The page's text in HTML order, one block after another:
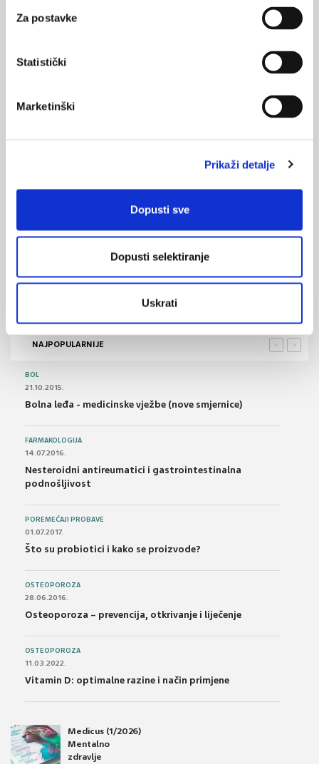
Za postavke
Statistički
Marketinški
Prikaži detalje
Dopusti sve
Dopusti selektiranje
Uskrati
VEZANI SADRŽAJ
Prelazak virusa sa životinje na čovjeka izazvao je
Uzgoj krzna mogao bi izazvati sljedeću pandemiju
NAJPOPULARNIJE >
<
BOL
21.10.2015.
Bolna leđa - medicinske vježbe (nove smjernice)
FARMAKOLOGIJA
14.07.2016.
Nesteroidni antireumatici i gastrointestinalna
podnošljivost
POREMEĆAJI PROBAVE
01.07.2017.
Što su probiotici i kako se proizvode?
OSTEOPOROZA
28.06.2016.
Osteoporoza – prevencija, otkrivanje i liječenje
OSTEOPOROZA
11.03.2022.
Vitamin D: optimalne razine i način primjene
Medicus (1/2026)
Mentalno
zdravlje